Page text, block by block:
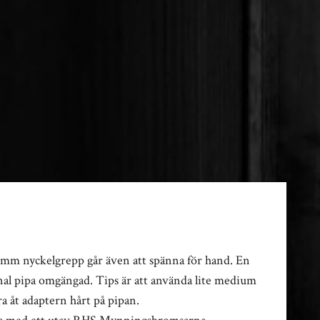
nyckelgrepp går även att spänna för hand. En
pipa omgängad. Tips är att använda lite medium
åt adaptern hårt på pipan.